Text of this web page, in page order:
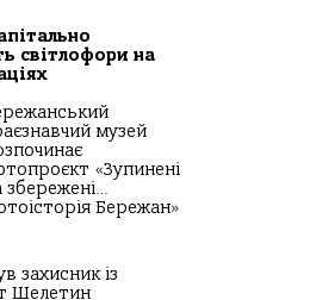
світлофори на
музей
«Зупинені
збережені…
Бережан»
захисник із
Шелетин